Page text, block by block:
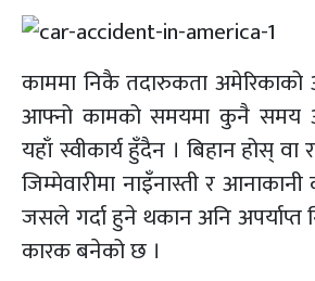
काममा निकै तदारुकता
आफ्नो कामको समयमा कुनै समय
यहाँ स्वीकार्य हुँदैन । बिहान होस्
जिम्मेवारीमा नाइँनास्ती र
जसले गर्दा हुने थकान अनि अपर्याप्त
कारक बनेको छ ।